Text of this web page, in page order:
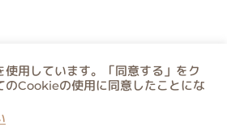
使用しています。「同意する」をク
のCookieの使用に同意したことにな